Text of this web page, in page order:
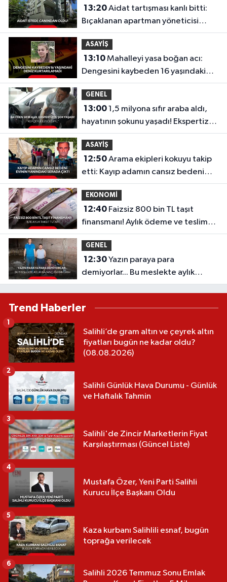
13:20Aidat tartışması kanlı bitti:
Bıçaklanan apartman yöneticisi
hayatını kaybetti!
ASAYİŞ
13:10Mahalleyi yasa boğan acı:
Dengesini kaybeden 16 yaşındaki
Deniz kurtarılamadı
GENEL
13:001,5 milyona sıfır araba aldı,
hayatının şokunu yaşadı! Ekspertize
götürünce gerçek ortaya çıktı
ASAYİŞ
12:50Arama ekipleri kokuyu takip
etti: Kayıp adamın cansız bedeni
evinin yanındaki serada çıktı...
EKONOMİ
12:40Faizsiz 800 bin TL taşıt
finansmanı! Aylık ödeme ve teslim
tarihi belli oldu
GENEL
12:30Yazın paraya para
demiyorlar... Bu meslekte aylık
kazanç 250 bin lira!
Trend Haberler
Salihli’de gram altın ve çeyrek altın
fiyatları bugün ne kadar oldu?
(08.08.2026)
1
Salihli Günlük Hava Durumu - Günlük
ve Haftalık Tahmin
2
Salihli'de Zincir Marketlerin Fiyat
Karşılaştırması (Güncel Liste)
3
Mustafa Özer, Yeni Parti Salihli
Kurucu İlçe Başkanı Oldu
4
Kaza kurbanı Salihlili esnaf, bugün
toprağa verilecek
5
Salihli 2026 Temmuz Sonu Emlak
6